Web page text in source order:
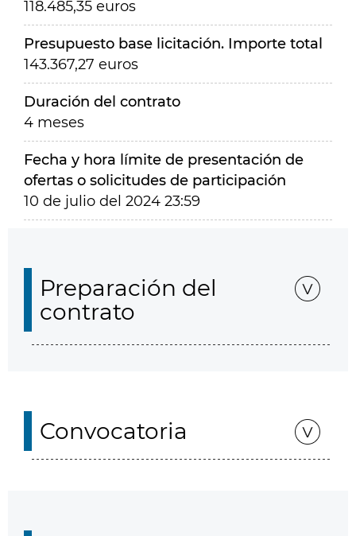
118.485,35 euros
Presupuesto base licitación. Importe total
143.367,27 euros
Duración del contrato
4 meses
Fecha y hora límite de presentación de
ofertas o solicitudes de participación
10 de julio del 2024 23:59
Preparación del
contrato
Convocatoria